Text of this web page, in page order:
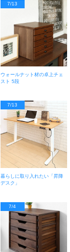
7/13
ウォールナット材の卓上チェ
スト 5段
7/13
暮らしに取り入れたい「昇降
デスク」
7/4